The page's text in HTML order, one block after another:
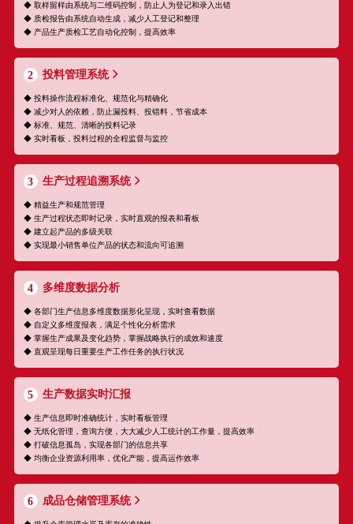
◆ 取样留样由系统与二维码控制，防止人为登记和录入出错
◆ 质检报告由系统自动生成，减少人工登记和整理
◆ 产品生产质检工艺自动化控制，提高效率
2 投料管理系统
◆ 投料操作流程标准化、规范化与精确化
◆ 减少对人的依赖，防止漏投料、投错料，节省成本
◆ 标准、规范、清晰的投料记录
◆ 实时看板，投料过程的全程监督与监控
3 生产过程追溯系统
◆ 精益生产和规范管理
◆ 生产过程状态即时记录，实时直观的报表和看板
◆ 建立起产品的多级关联
◆ 实现最小销售单位产品的状态和流向可追溯
4 多维度数据分析
◆ 各部门生产信息多维度数据形化呈现，实时查看数据
◆ 自定义多维度报表，满足个性化分析需求
◆ 掌握生产成果及变化趋势，掌握战略执行的成效和速度
◆ 直观呈现每日重要生产工作任务的执行状况
5 生产数据实时汇报
◆ 生产信息即时准确统计，实时看板管理
◆ 无纸化管理，查询方便，大大减少人工统计的工作量，提高效率
◆ 打破信息孤岛，实现各部门的信息共享
◆ 均衡企业资源利用率，优化产能，提高运作效率
6 成品仓储管理系统